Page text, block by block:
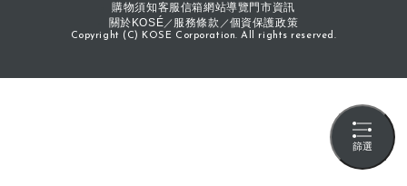
篩選
購物須知客服信箱網站導覽門市資訊
關於KOSÉ
服務條款 個資保護政策
Copyright (C) KOSE Corporation. All rights reserved.